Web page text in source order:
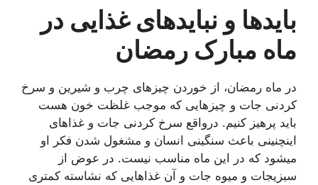
بایدها و نبایدهای غذایی در
ماه مبارک رمضان
در ماه رمضان، از خوردن چیزهای چرب و شیرین و سرخ
كردنی جات و چیزهایی كه موجب غلظت خون هست
باید پرهیز كنیم. درواقع سرخ كردنی جات و غذاهای
اینچنینی باعث سنگینی انسان و مشغول شدن فکر او
میشود که در این ماه مناسب نیست. در عوض از
سبزیجات و میوه جات و آن غذاهایی كه نشاسته کمتری